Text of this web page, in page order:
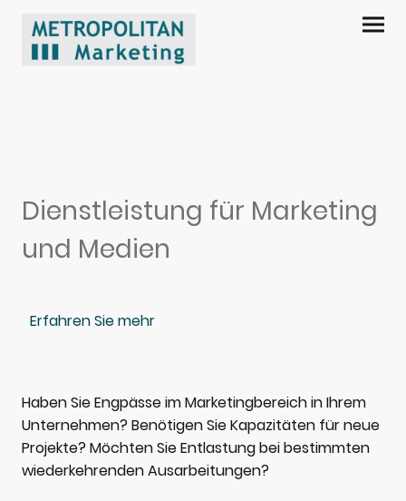
Dienstleistung für Marketing
und Medien
Erfahren Sie mehr
Haben Sie Engpässe im Marketingbereich in Ihrem
Unternehmen? Benötigen Sie Kapazitäten für neue
Projekte? Möchten Sie Entlastung bei bestimmten
wiederkehrenden Ausarbeitungen?